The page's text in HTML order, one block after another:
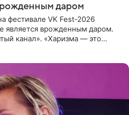
даром
фестивале VK Fest-2026
является врожденным даром.
канал». «Харизма — это